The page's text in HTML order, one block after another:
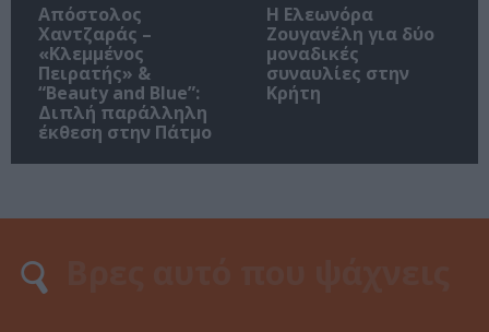
Απόστολος
Χαντζαράς –
«Κλεμμένος
Πειρατής» &
“Beauty and Blue”:
Διπλή παράλληλη
έκθεση στην Πάτμο
Η Ελεωνόρα
Ζουγανέλη για δύο
μοναδικές
συναυλίες στην
Κρήτη